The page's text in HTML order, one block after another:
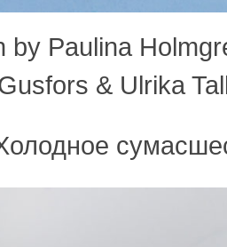
by Paulina
& Ulrika